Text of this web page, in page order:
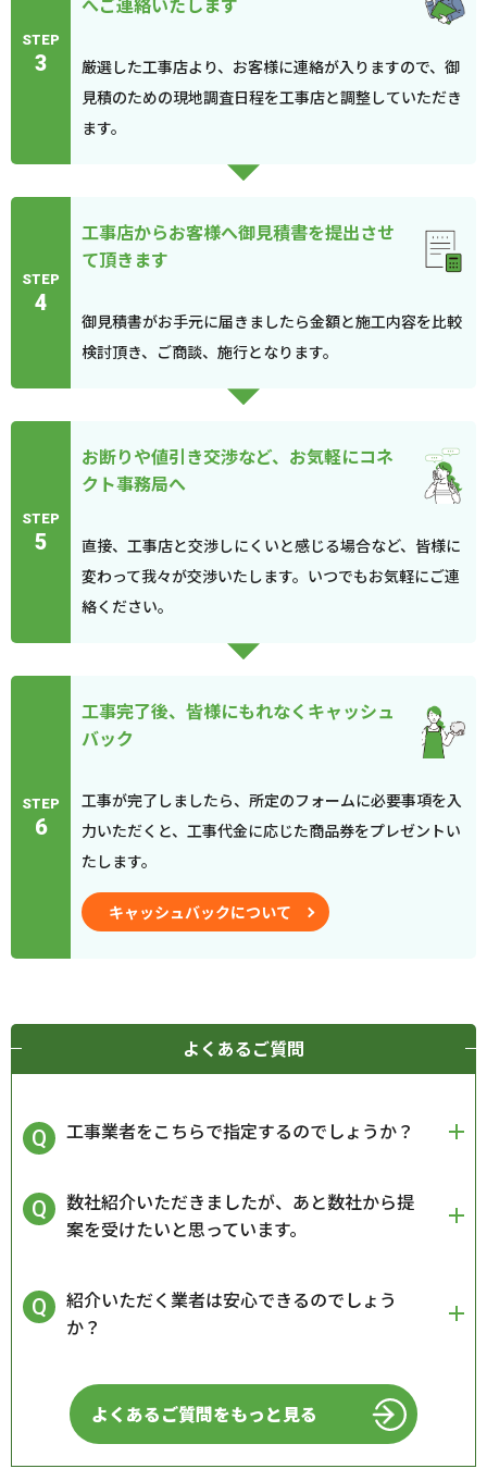
STEP
3
厳選した工事店より、お客様に連絡が入りますので、御
見積のための現地調査日程を工事店と調整していただき
ます。
STEP
4
工事店からお客様へ御見積書を提出させ
て頂きます
御見積書がお手元に届きましたら金額と施工内容を比較
検討頂き、ご商談、施行となります。
STEP
5
お断りや値引き交渉など、お気軽にコネ
クト事務局へ
直接、工事店と交渉しにくいと感じる場合など、皆様に
変わって我々が交渉いたします。いつでもお気軽にご連
絡ください。
STEP
6
工事完了後、皆様にもれなくキャッシュ
バック
工事が完了しましたら、所定のフォームに必要事項を入
力いただくと、工事代金に応じた商品券をプレゼントい
たします。
キャッシュバックについて
よくあるご質問
工事業者をこちらで指定するのでしょうか？
数社紹介いただきましたが、あと数社から提
案を受けたいと思っています。
紹介いただく業者は安心できるのでしょう
か？
よくあるご質問をもっと見る